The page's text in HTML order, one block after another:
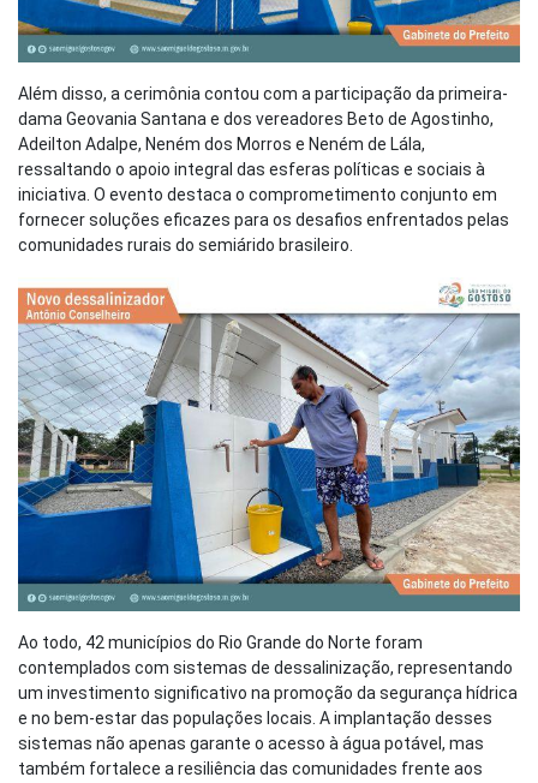
Além disso, a cerimônia contou com a participação da primeira-
dama Geovania Santana e dos vereadores Beto de Agostinho,
Adeilton Adalpe, Neném dos Morros e Neném de Lála,
ressaltando o apoio integral das esferas políticas e sociais à
iniciativa. O evento destaca o comprometimento conjunto em
fornecer soluções eficazes para os desafios enfrentados pelas
comunidades rurais do semiárido brasileiro.
Ao todo, 42 municípios do Rio Grande do Norte foram
contemplados com sistemas de dessalinização, representando
um investimento significativo na promoção da segurança hídrica
e no bem-estar das populações locais. A implantação desses
sistemas não apenas garante o acesso à água potável, mas
também fortalece a resiliência das comunidades frente aos